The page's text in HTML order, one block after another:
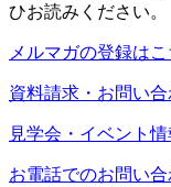
ひお読みください。
メルマガの登録は
資料請求・お問い
見学会・イベント情
お電話でのお問い